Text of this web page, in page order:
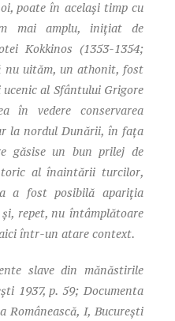
poate în acelaşi timp cu
mai amplu, iniţiat de
Kokkinos (1353-1354;
nu uităm, un athonit, fost
al Sfântului Grigore
în vedere conservarea
la nordul Dunării, în faţa
găsise un bun prilej de
al înaintării turcilor,
a fost posibilă apariţia
repet, nu întâmplătoare
într-un atare context.
slave din mănăstirile
1937, p. 59; Documenta
Românească, I, Bucureşti